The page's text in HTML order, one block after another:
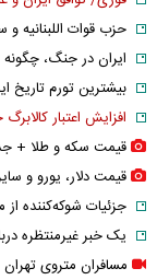
حزب قوات اللبنانیه
ایران در جنگ، چگونه
بیشترین تورم تاریخ
افزایش اعتبار
قیمت سکه و طلا +
قیمت دلار، یورو و
جزئیات شوکه‌کننده
یک خبر غیرمنتظره
مسافران متروی تهران